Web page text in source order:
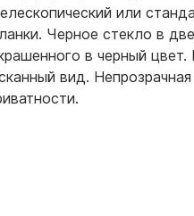
или
Черное стекло в
в черный
вид.